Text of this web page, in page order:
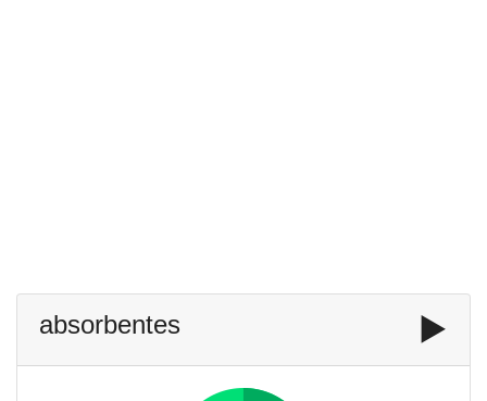
absorbentes ▶️